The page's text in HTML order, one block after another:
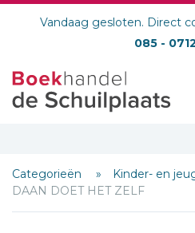
Vandaag gesloten. Direct
085 -
Categorieën
Kinder- en
DAAN DOET HET ZELF